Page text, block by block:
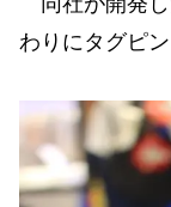
わりにタグピ